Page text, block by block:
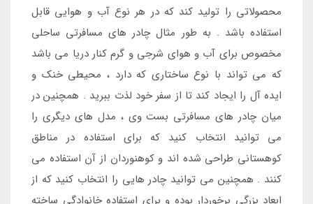
محصولاتی را تولید کند که در هر نوع آب و هوایی قابل
استفاده باشد . به طور مثال چادر های مسافرتی ساحلی
مخصوص برای آب و هوای شرجی و گرم کنار دریا می باشد
که می تواند با نوع ساختاری که دارد ، محیطی خنک و
ایده آل را ایجاد کند تا از سفر خود لذت ببرید . همچنین در
میان چادر های مسافرتی بست وی ، مدل های دیگری را
می توانید انتخاب کنید که برای استفاده در مناطق
کوهستانی طراحی شده اند و کوهنوردان از آن استفاده می
کنند . همچنین می توانید چادر هایی را انتخاب کنید که از
ابعاد بزرگی برخوردار بوده و برای استفاده خانوادگی ساخته